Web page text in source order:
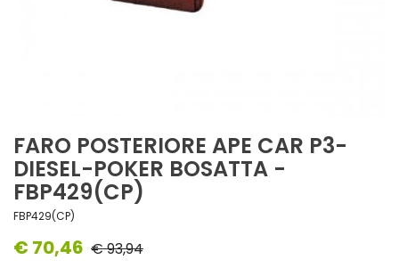
FARO POSTERIORE APE CAR P3-
DIESEL-POKER BOSATTA -
FBP429(CP)
FBP429(CP)
€ 70,46 € 93,94